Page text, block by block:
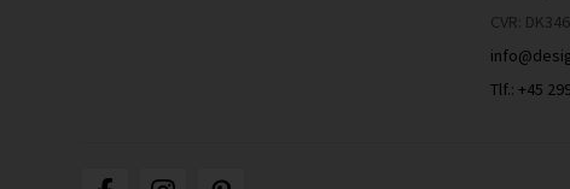
CVR:
Tlf.: +45